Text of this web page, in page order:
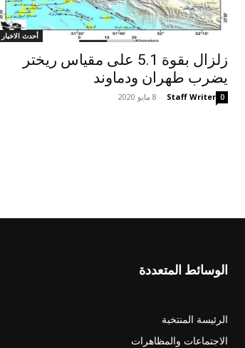
أحدث الاخبار
زلزال بقوة 5.1 على مقياس ريختر
يضرب طهران ودماوند
Staff Writer
- 8 مايو 2020 0
الوسائط المتعددة
الرئيسة المنتخبة
الاجتماعات والمظاهرات